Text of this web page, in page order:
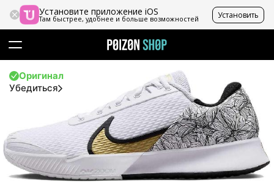
Установите приложение iOS
Там быстрее, удобнее и больше возможностей Установить
Оригинал
Убедиться